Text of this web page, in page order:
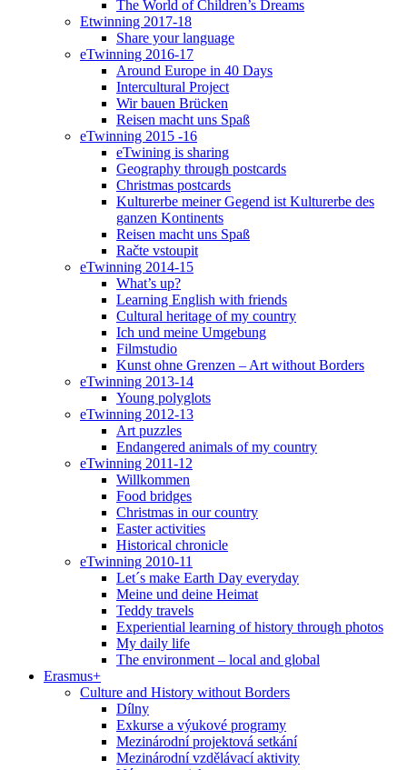
The World of Children’s Dreams
Etwinning 2017-18
Share your language
eTwinning 2016-17
Around Europe in 40 Days
Intercultural Project
Wir bauen Brücken
Reisen macht uns Spaß
eTwinning 2015 -16
eTwining is sharing
Geography through postcards
Christmas postcards
Kulturerbe meiner Gegend ist Kulturerbe des
ganzen Kontinents
Reisen macht uns Spaß
Račte vstoupit
eTwinning 2014-15
What’s up?
Learning English with friends
Cultural heritage of my country
Ich und meine Umgebung
Filmstudio
Kunst ohne Grenzen – Art without Borders
eTwinning 2013-14
Young polyglots
eTwinning 2012-13
Art puzzles
Endangered animals of my country
eTwinning 2011-12
Willkommen
Food bridges
Christmas in our country
Easter activities
Historical chronicle
eTwinning 2010-11
Let´s make Earth Day everyday
Meine und deine Heimat
Teddy travels
Experiential learning of history through photos
My daily life
The environment – local and global
Erasmus+
Culture and History without Borders
Dílny
Exkurse a výukové programy
Mezinárodní projektová setkání
Mezinárodní vzdělávací aktivity